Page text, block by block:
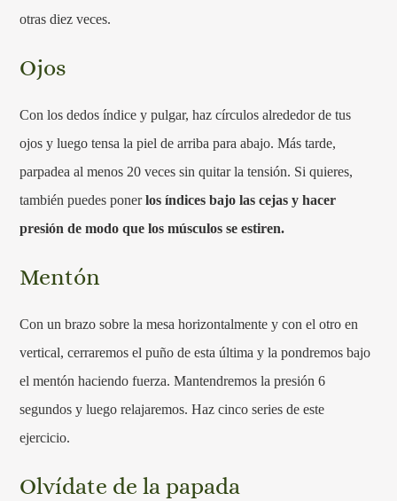
otras diez veces.
Ojos
Con los dedos índice y pulgar, haz círculos alrededor de tus
ojos y luego tensa la piel de arriba para abajo. Más tarde,
parpadea al menos 20 veces sin quitar la tensión. Si quieres,
también puedes ponerlos índices bajo las cejas y hacer
presión de modo que los músculos se estiren.
Mentón
Con un brazo sobre la mesa horizontalmente y con el otro en
vertical, cerraremos el puño de esta última y la pondremos bajo
el mentón haciendo fuerza. Mantendremos la presión 6
segundos y luego relajaremos. Haz cinco series de este
ejercicio.
Olvídate de la papada